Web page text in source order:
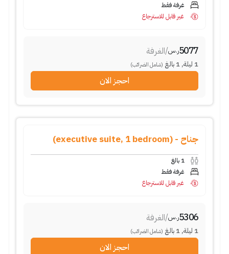
غرفة فقط
غير قابل للاسترجاع
5077ر.س/الغرفة
1 ليلة,
1 بالغ (شامل الضرائب)
احجز الان
جناح - (executive suite, 1 bedroom)
1 بالغ
غرفة فقط
غير قابل للاسترجاع
5306ر.س/الغرفة
1 ليلة,
1 بالغ (شامل الضرائب)
احجز الان